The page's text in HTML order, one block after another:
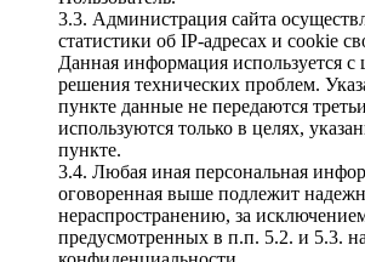
3.3. Администрация сайта
статистики об IP-адресах и cookie
Данная информация используется
решения технических проблем.
пункте данные не передаются
используются только в целях,
пункте.
3.4. Любая иная персональная
оговоренная выше подлежит
нераспространению, за
предусмотренных в п.п. 5.2. и 5.3.